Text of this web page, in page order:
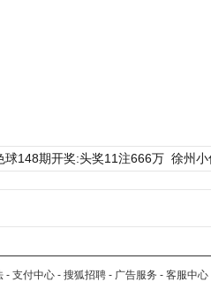
球148期开奖:头奖11注666万 徐州
- 支付中心 - 搜狐招聘 - 广告服务 - 客服中心